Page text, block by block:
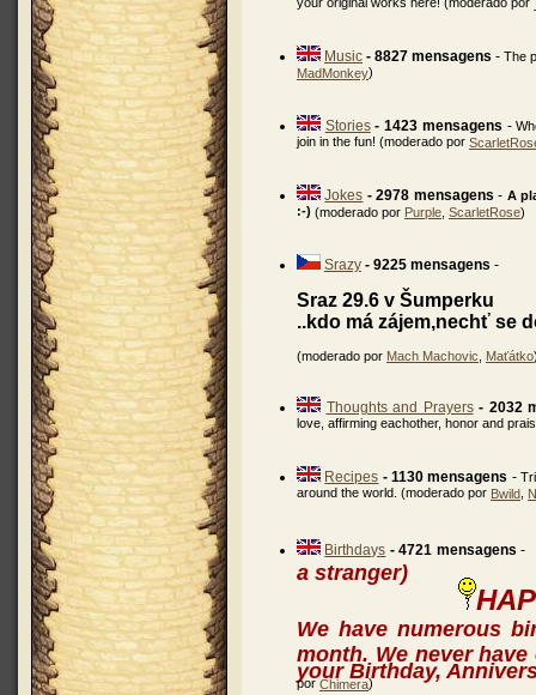
your original works here! (moderado por
Music - 8827 mensagens - The
MadMonkey)
Stories - 1423 mensagens -
join in the fun! (moderado por
Jokes - 2978 mensagens - A
:-) (moderado por Purple ScarletRose)
Srazy - 9225 mensagens -
Sraz 29.6 v Šumperku
..kdo má zájem,nechť se
(moderado por Mach Machovic Maťátko
Thoughts and Prayers - 2032
love, affirming eachother, honor and
Recipes - 1130 mensagens -
around the world. (moderado por Bwild,
Birthdays - 4721 mensagens -
a stranger)
We have numerous
month. We never
your Birthday,
por Chimera)